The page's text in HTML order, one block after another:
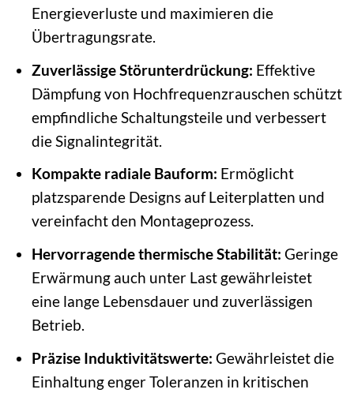
Energieverluste und maximieren die
Übertragungsrate.
Zuverlässige Störunterdrückung: Effektive
Dämpfung von Hochfrequenzrauschen schützt
empfindliche Schaltungsteile und verbessert
die Signalintegrität.
Kompakte radiale Bauform: Ermöglicht
platzsparende Designs auf Leiterplatten und
vereinfacht den Montageprozess.
Hervorragende thermische Stabilität: Geringe
Erwärmung auch unter Last gewährleistet
eine lange Lebensdauer und zuverlässigen
Betrieb.
Präzise Induktivitätswerte: Gewährleistet die
Einhaltung enger Toleranzen in kritischen